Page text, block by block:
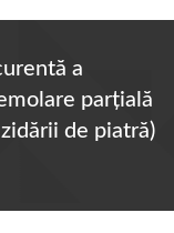
a
parțială
de piatră)